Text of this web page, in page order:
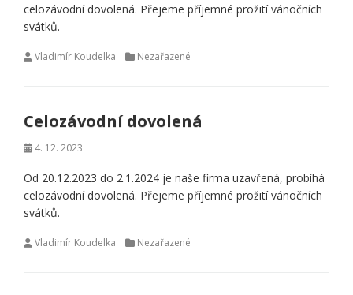
celozávodní dovolená. Přejeme příjemné prožití vánočních
svátků.
Vladimír Koudelka Nezařazené
Celozávodní dovolená
4. 12. 2023
Od 20.12.2023 do 2.1.2024 je naše firma uzavřená, probíhá
celozávodní dovolená. Přejeme příjemné prožití vánočních
svátků.
Vladimír Koudelka Nezařazené